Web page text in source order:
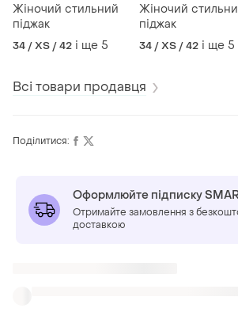
Жіночий стильний
піджак
34 / XS / 42 і ще 5
Жіночий
піджак
34 / XS / 42 і ще 5
Всі товари продавця
Поділитися:
Оформлюйте підписку
Отримайте замовлення з
доставкою